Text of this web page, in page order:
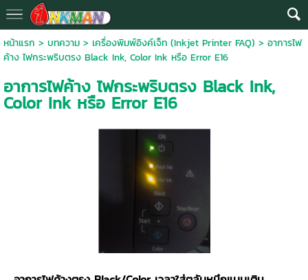
หน้าแรก > บทความ> เครื่องพิมพ์อิงค์เจ็ท (Inkjet Printer FAQ) > อาการไฟ
ค้าง ไฟกระพริบตรง Black Ink, Color Ink หรือ Error E16
อาการไฟค้าง ไฟกระพริบตรง Black Ink,
Color Ink หรือ Error E16